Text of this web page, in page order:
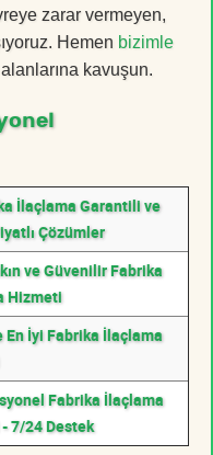
zarar vermeyen,
Hemen bizimle
kavuşun.
İlaçlama Garantili ve
Çözümler
ve Güvenilir Fabrika
Hizmeti
En İyi Fabrika İlaçlama
Fabrika İlaçlama
7/24 Destek